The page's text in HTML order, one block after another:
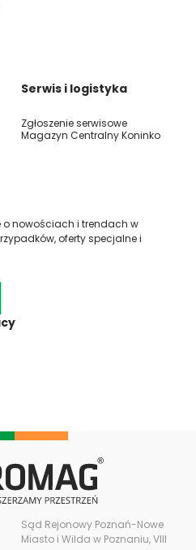
Serwis i logistyka
Zgłoszenie serwisowe
Magazyn Centralny Koninko
nowościach i trendach w
oferty specjalne i
Sąd Rejonowy Poznań-Nowe
Miasto i Wilda w Poznaniu, VIII